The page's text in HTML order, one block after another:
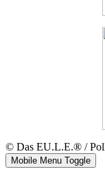
© Das EU.L.E.® /
Mobile Menu Toggle